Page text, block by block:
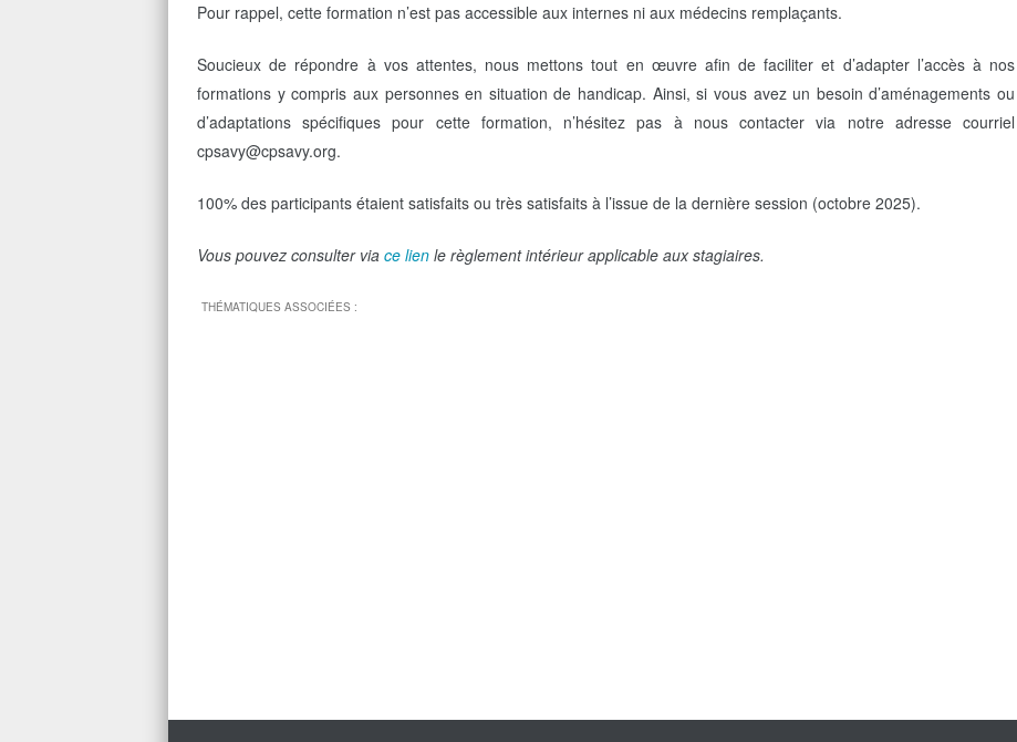
Pour rappel, cette formation n’est pas accessible aux internes ni aux médecins remplaçants.
Soucieux de répondre à vos attentes, nous mettons tout en œuvre afin de faciliter et d’adapter l’accès à nos
formations y compris aux personnes en situation de handicap. Ainsi, si vous avez un besoin d’aménagements ou
d’adaptations spécifiques pour cette formation, n’hésitez pas à nous contacter via notre adresse courriel
cpsavy@cpsavy.org.
100% des participants étaient satisfaits ou très satisfaits à l’issue de la dernière session (octobre 2025).
Vous pouvez consulter via ce lien le règlement intérieur applicable aux stagiaires.
THÉMATIQUES ASSOCIÉES :